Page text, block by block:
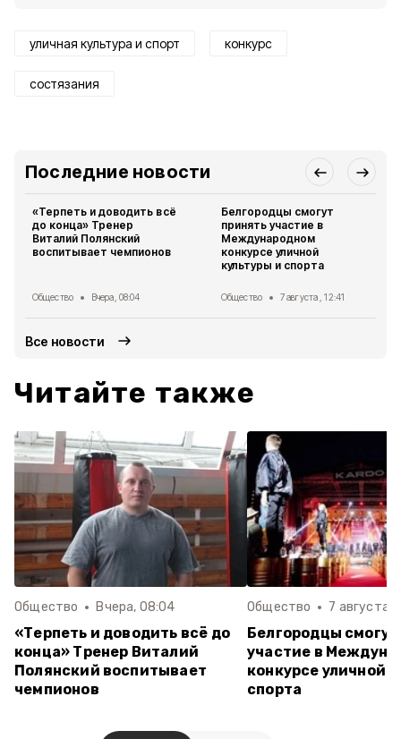
уличная культура и спорт конкурс
состязания
Последние новости
«Терпеть и доводить всё
до конца» Тренер
Виталий Полянский
воспитывает чемпионов
Общество Вчера, 08:04
Белгородцы смогут
принять участие в
Международном
конкурсе уличной
культуры и спорта
Общество 7 августа , 12:41
Все новости
Читайте также
Общество Вчера, 08:04
«Терпеть и доводить всё до
конца» Тренер Виталий
Полянский воспитывает
чемпионов
Общество 7 августа ,
Белгородцы
участие в
конкурсе уличной
спорта